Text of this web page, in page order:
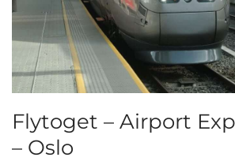
Flytoget – Airport
– Oslo